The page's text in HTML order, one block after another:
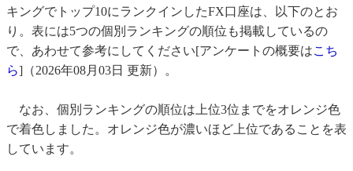
・通常のFX以外のサービスも利用したい
・ バイナリーオプション口座
・ CFD口座
・FX口座の開設は無料でできますか？
・FX口座開設の審査に落ちることはありますか？
・未成年でもFX口座を開設できますか？
キングでトップ10にランクインしたFX口座は、以下のとお
り。表には5つの個別ランキングの順位も掲載しているの
で、あわせて参考にしてください[アンケートの概要はこち
ら]（2026年08月03日 更新）。
なお、個別ランキングの順位は上位3位までをオレンジ色
で着色しました。オレンジ色が濃いほど上位であることを表
しています。